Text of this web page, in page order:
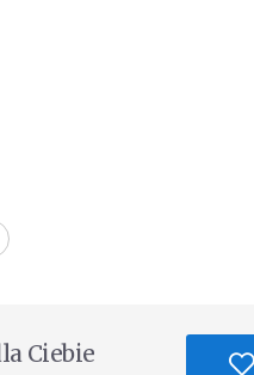
Ciebie